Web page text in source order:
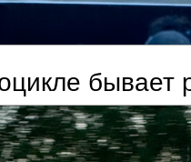
бывает